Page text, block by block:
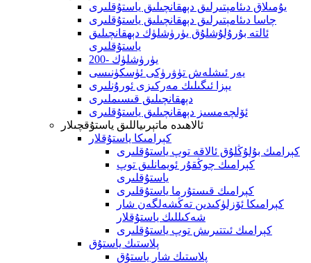
يۇمىلاق دىئامېتىرلىق دېھقانچىلىق ياستۇقلىرى
چاسا دىئامېتىرلىق دېھقانچىلىق ياستۇقلىرى
ئالتە بۇرۇلۇشلۇق يۈرۈشلۈك دېھقانچىلىق
ياستۇقلىرى
200- يۈرۈشلۈك
يەر ئىشلەش تۈۋرۈكى ئۈسكۈنىسى
يېزا ئىگىلىك مەركىزى ئورۇنلىرى
دېھقانچىلىق قىسىملىرى
ئۆلچەمسىز دېھقانچىلىق ياستۇقلىرى
ئالاھىدە ماتېرىياللىق ياستۇقچىلار
كېرامىكا ياستۇقلار
كېرامىك بۇلۇڭلۇق ئالاقە توپ ياستۇقلىرى
كېرامىك چوڭقۇر ئويمانلىق توپ
ياستۇقلىرى
كېرامىك قىستۇرما ياستۇقلىرى
كېرامىكا ئۆزلۈكىدىن تەڭشەلگەن شار
شەكىللىك ياستۇقلار
كېرامىك ئىتتىرىش توپ ياستۇقلىرى
پلاستىك ياستۇق
پلاستىك شار ياستۇق